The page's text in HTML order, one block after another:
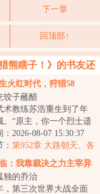
下一章
回顶部↑
熊瞎子！》的书友还
火红时代，狩猎58
饺子蘸醋
术教练苏浩重生到了年
。“原主，你一个烈士遗
苗红、火红年代，大有
说你...
：2026-08-07 15:30:37
第952章 大路朝天、各
：我靠裁决之力主宰异
变
独的乔治
，第三次世界大战全面